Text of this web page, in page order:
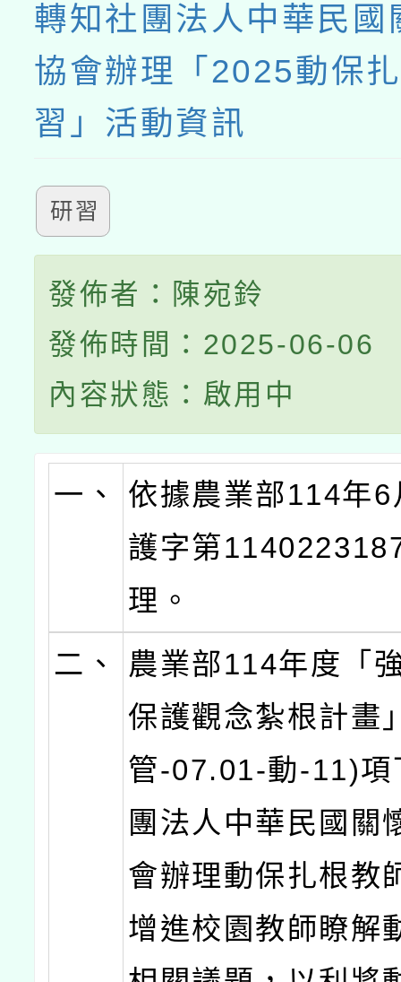
轉知社團法人中華民國
協會辦理「2025動保
習」活動資訊
研習
發佈者：陳宛鈴
發佈時間：2025-06-06
內容狀態：啟用中
一、
依據農業部114年
護字第
理。
二、
農業部114年度「
保護觀念紮根計畫
管-07.01-動-11)項
團法人中華民國關
會辦理動保扎根教
增進校園教師瞭解